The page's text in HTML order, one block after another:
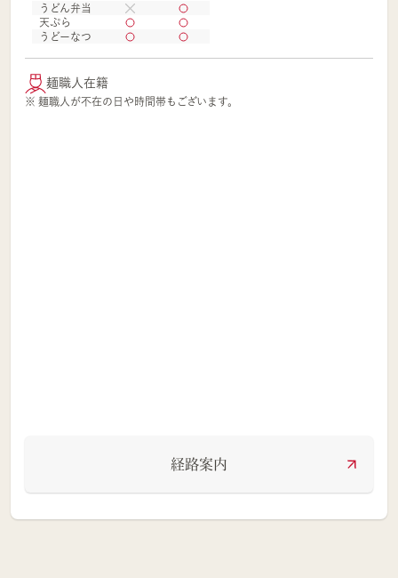
うどん弁当
天ぷら
うどーなつ
麺職人在籍
※ 麺職人が不在の日や時間帯もございます。
経路案内